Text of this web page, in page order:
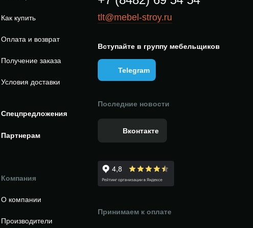
Как купить
Оплата и возврат
Получение заказа
Условия доставки
Спецпредложения
Партнерам
Компания
О компании
Производители
tlt@mebel-stroy.ru
Вступайте в группу мебельщиков
Telegram
Последние новости
Вконтакте
Принимаем к оплате